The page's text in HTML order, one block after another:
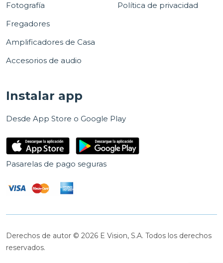
Fotografía
Fregadores
Amplificadores de Casa
Accesorios de audio
Política de privacidad
Instalar app
Desde App Store o Google Play
Pasarelas de pago seguras
Derechos de autor © 2026 E Vision, S.A. Todos los derechos
reservados.